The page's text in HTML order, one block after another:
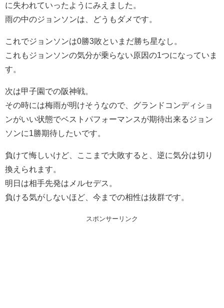
に失われていったようにみえました。
雨の中のジョンソンは、どうもダメです。
これでジョンソンは0勝3敗といまだ勝ち星なし。
これもジョンソンの気分が乗らない原因の1つになっていま
す。
次は甲子園での阪神戦。
その時には梅雨が明けそうなので、グランドコンディショ
ンがいい状態でベストパフォーマンスが期待出来るジョン
ソンに1勝期待したいです。
負けて悔しいけど、ここまで大敗すると、逆に気分は切り
換えられます。
明日は相手先発はメルセデス。
負ける気がしないほど、今までの相性は抜群です。
スポンサーリンク